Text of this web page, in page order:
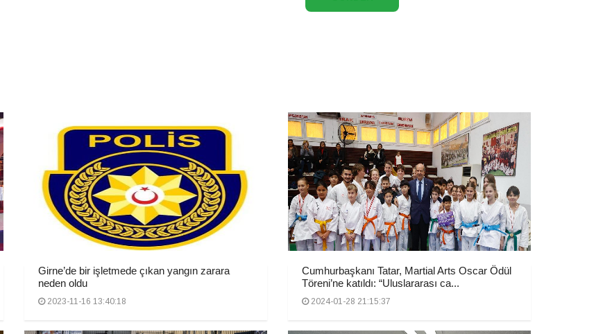
Girne’de bir işletmede çıkan yangın zarara
neden oldu
2023-11-16 13:40:18
Cumhurbaşkanı Tatar, Martial Arts Oscar Ödül
Töreni’ne katıldı: “Uluslararası ca...
2024-01-28 21:15:37